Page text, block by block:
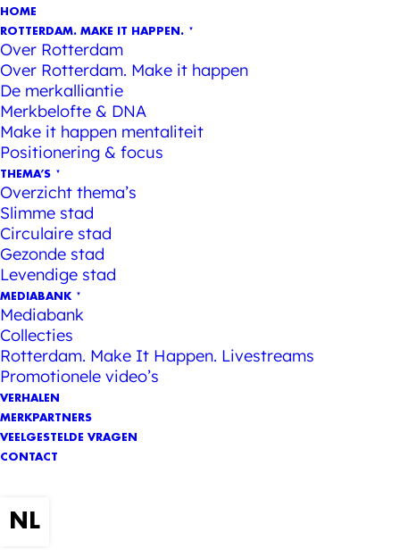
HOME
ROTTERDAM. MAKE IT HAPPEN.
Over Rotterdam
Over Rotterdam. Make it happen
De merkalliantie
Merkbelofte & DNA
Make it happen mentaliteit
Positionering & focus
THEMA’S
Overzicht thema’s
Slimme stad
Circulaire stad
Gezonde stad
Levendige stad
MEDIABANK
Mediabank
Collecties
Rotterdam. Make It Happen. Livestreams
Promotionele video’s
VERHALEN
MERKPARTNERS
VEELGESTELDE VRAGEN
CONTACT